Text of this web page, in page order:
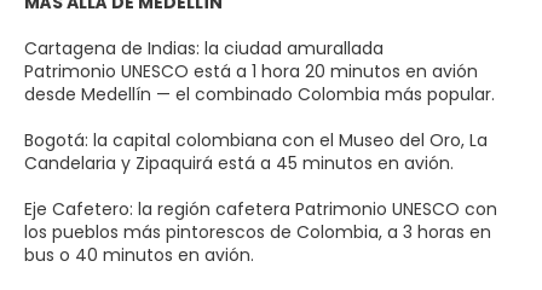
Cartagena de Indias: la ciudad amurallada
Patrimonio UNESCO está a 1 hora 20 minutos en avión
desde Medellín — el combinado Colombia más popular.
Bogotá: la capital colombiana con el Museo del Oro, La
Candelaria y Zipaquirá está a 45 minutos en avión.
Eje Cafetero: la región cafetera Patrimonio UNESCO con
los pueblos más pintorescos de Colombia, a 3 horas en
bus o 40 minutos en avión.